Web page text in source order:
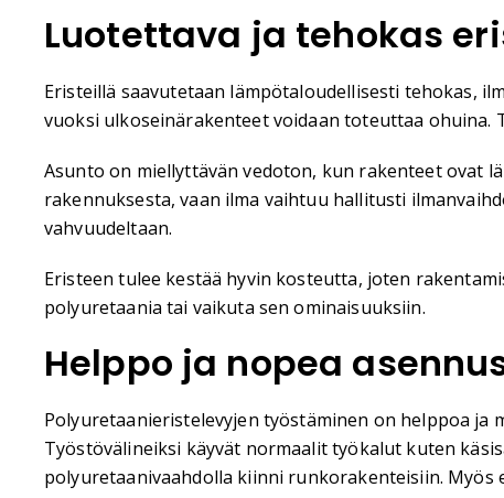
Luotettava ja tehokas
Eristeillä saavutetaan lämpötaloudellisesti tehokas,
vuoksi ulkoseinärakenteet voidaan toteuttaa ohuina.
Asunto on miellyttävän vedoton, kun rakenteet ovat
rakennuksesta, vaan ilma vaihtuu hallitusti
vahvuudeltaan.
Eristeen tulee kestää hyvin kosteutta, joten
polyuretaania tai vaikuta sen ominaisuuksiin.
Helppo ja nopea
Polyuretaanieristelevyjen työstäminen on helppoa ja
Työstövälineiksi käyvät normaalit työkalut kuten
polyuretaanivaahdolla kiinni runkorakenteisiin.